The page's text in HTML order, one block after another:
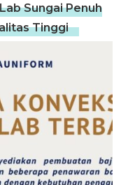
Sungai Penuh
Tinggi